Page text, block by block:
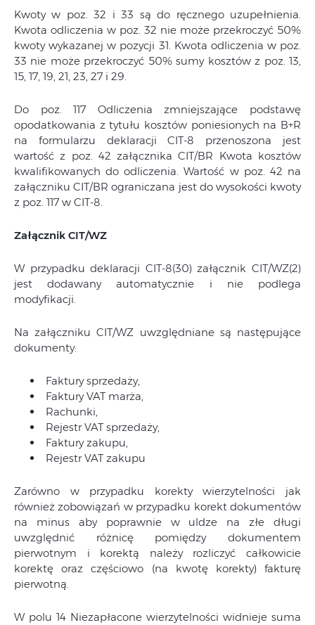
Kwoty w poz. 32 i 33 są do ręcznego uzupełnienia.
Kwota odliczenia w poz. 32 nie może przekroczyć 50%
kwoty wykazanej w pozycji 31. Kwota odliczenia w poz.
33 nie może przekroczyć 50% sumy kosztów z poz. 13,
15, 17, 19, 21, 23, 27 i 29.
Do poz. 117 Odliczenia zmniejszające podstawę
opodatkowania z tytułu kosztów poniesionych na B+R
na formularzu deklaracji CIT-8 przenoszona jest
wartość z poz. 42 załącznika CIT/BR Kwota kosztów
kwalifikowanych do odliczenia. Wartość w poz. 42 na
załączniku CIT/BR ograniczana jest do wysokości kwoty
z poz. 117 w CIT-8.
Załącznik CIT/WZ
W przypadku deklaracji CIT-8(30) załącznik CIT/WZ(2)
jest dodawany automatycznie i nie podlega
modyfikacji.
Na załączniku CIT/WZ uwzględniane są następujące
dokumenty:
Faktury sprzedaży,
Faktury VAT marża,
Rachunki,
Rejestr VAT sprzedaży,
Faktury zakupu,
Rejestr VAT zakupu
Zarówno w przypadku korekty wierzytelności jak
również zobowiązań w przypadku korekt dokumentów
na minus aby poprawnie w uldze na złe długi
uwzględnić różnicę pomiędzy dokumentem
pierwotnym i korektą należy rozliczyć całkowicie
korektę oraz częściowo (na kwotę korekty) fakturę
pierwotną.
W polu 14 Niezapłacone wierzytelności widnieje suma